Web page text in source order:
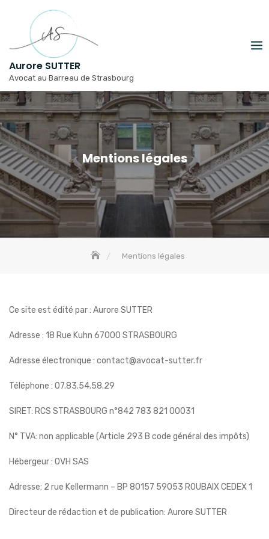
content
Aurore SUTTER
Avocat au Barreau de Strasbourg
Mentions légales
Mentions légales
Ce site est édité par : Aurore SUTTER
Adresse : 18 Rue Kuhn 67000 STRASBOURG
Adresse électronique : contact@avocat-sutter.fr
Téléphone : 07.83.54.58.29
SIRET: RCS STRASBOURG n°842 783 821 00031
N° TVA: non applicable (Article 293 B code général des impôts)
Hébergeur : OVH SAS
Adresse: 2 rue Kellermann – BP 80157 59053 ROUBAIX CEDEX 1
Directeur de rédaction et de publication: Aurore SUTTER